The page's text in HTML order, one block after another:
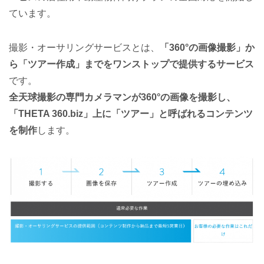
ています。
撮影・オーサリングサービスとは、
「360°の画像撮影」か
ら「ツアー作成」までをワンストップで提供するサービス
です。
全天球撮影の専門カメラマンが360°の画像を撮影し、
「THETA 360.biz」上に「ツアー」と呼ばれるコンテンツ
を制作します。